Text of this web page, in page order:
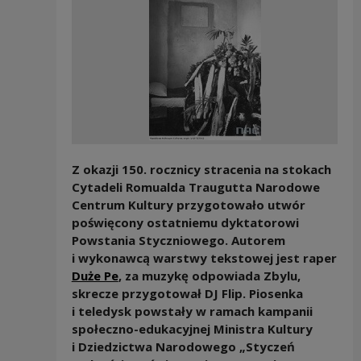
Z okazji 150. rocznicy stracenia na stokach
Cytadeli Romualda Traugutta Narodowe
Centrum Kultury przygotowało utwór
poświęcony ostatniemu dyktatorowi
Powstania Styczniowego. Autorem
i wykonawcą warstwy tekstowej jest raper
Duże Pe, za muzykę odpowiada Zbylu,
skrecze przygotował DJ Flip. Piosenka
i teledysk powstały w ramach kampanii
społeczno-edukacyjnej Ministra Kultury
i Dziedzictwa Narodowego „Styczeń